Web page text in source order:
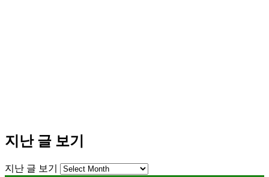
지난 글 보기
지난 글 보기